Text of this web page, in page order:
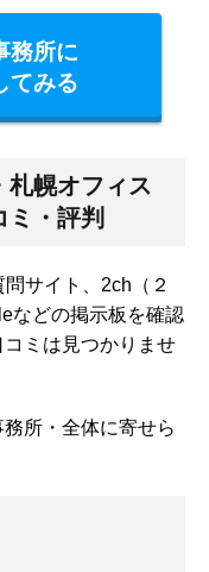
務所に
てみる
札幌オフィス
ミ・評判
サイト、2ch（２
などの掲示板を確認
コミは見つかりませ
所・全体に寄せら